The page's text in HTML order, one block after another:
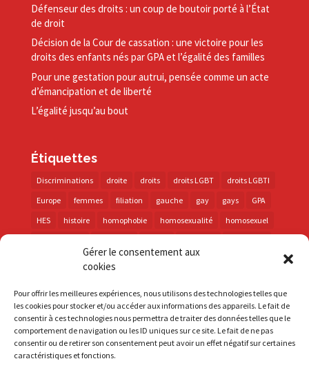
Gérer le consentement aux
cookies
Pour offrir les meilleures expériences, nous utilisons des technologies telles que
les cookies pour stocker et/ou accéder aux informations des appareils. Le fait de
consentir à ces technologies nous permettra de traiter des données telles que le
comportement de navigation ou les ID uniques sur ce site. Le fait de ne pas
consentir ou de retirer son consentement peut avoir un effet négatif sur certaines
caractéristiques et fonctions.
Défenseur des droits : un coup de boutoir porté à l’État
de droit
Décision de la Cour de cassation : une victoire pour les
droits des enfants nés par GPA et l’égalité des familles
Pour une gestation pour autrui, pensée comme un acte
d’émancipation et de liberté
L’égalité jusqu’au bout
Étiquettes
Discriminations droite droits droits LGBT
droits LGBTI
Europe
femmes filiation gauche gay gays
GPA
HES
histoire homophobie homosexualité
homosexuel
PMA police
prévention
santé
sida trans transphobie UE
Union européenne
vih
violences visibilité élections